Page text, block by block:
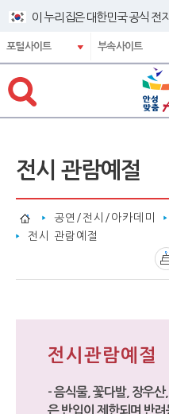
바로넘어가기 메뉴
이 누리집은 대한민국 공식 전
포털사이트 부속사이트
전시 관람예절
공연/전시/아카데미
전시 관람예절
전시관람예절
- 음식물, 꽃다발, 장우
은 반입이 제한되며 반